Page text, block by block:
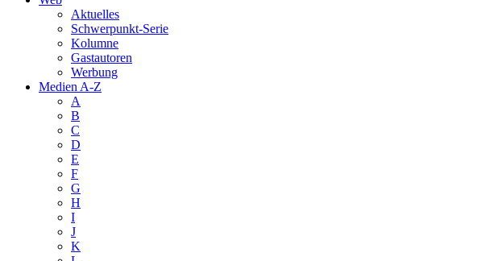
Aktuelles
Schwerpunkt-Serie
Kolumne
Gastautoren
Werbung
Medien A-Z
A
B
C
D
E
F
G
H
I
J
K